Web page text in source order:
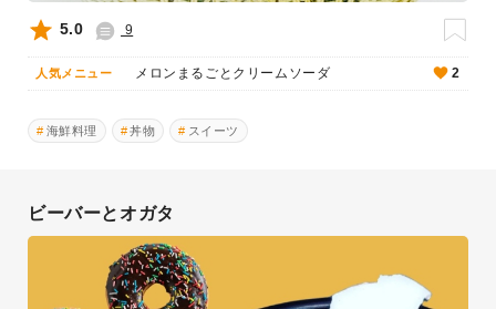
5.0 9
人気メニュー メロンまるごとクリームソーダ 2
海鮮料理 丼物 スイーツ
ビーバーとオガタ